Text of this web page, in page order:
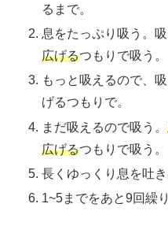
るまで。
息をたっぷり吸う。
広げるつもりで吸う。
もっと吸えるので、
げるつもりで。
まだ吸えるので吸う。
広げるつもりで吸う。
長くゆっくり息を吐
1~5までをあと9回繰